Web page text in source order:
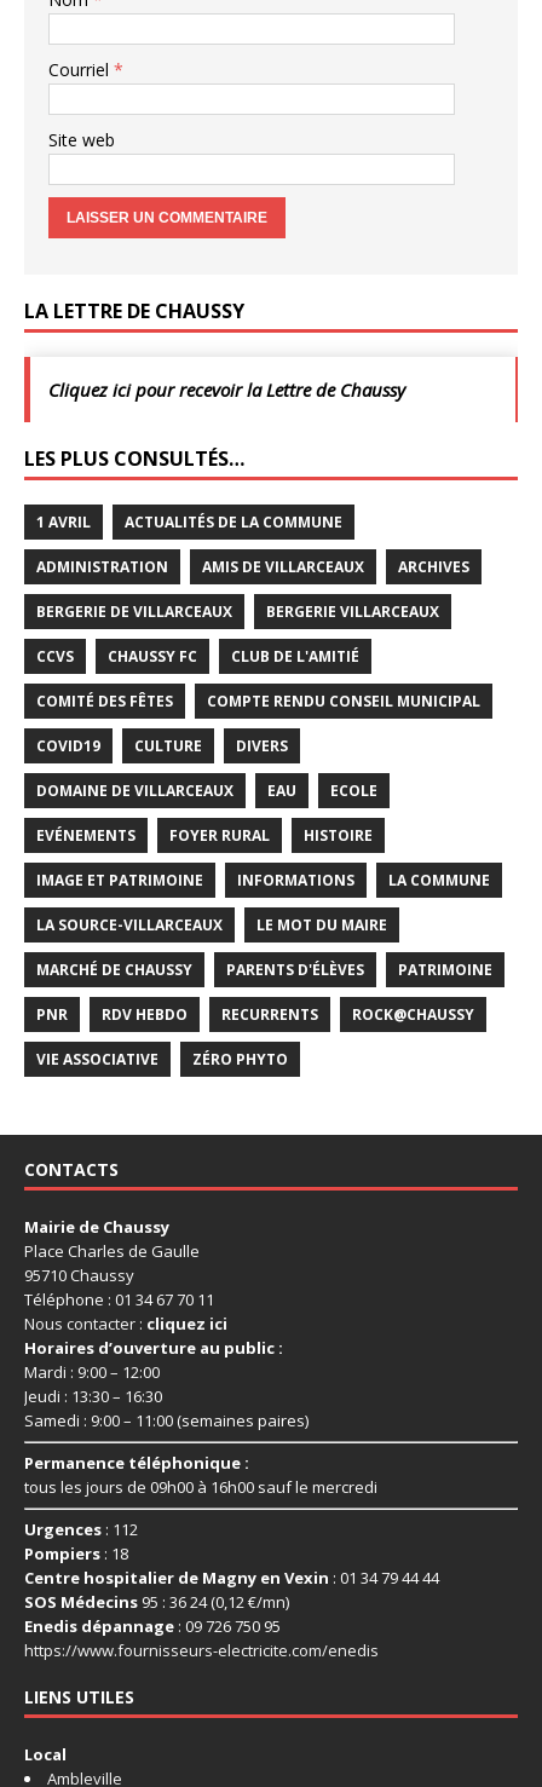
Courriel *
Site web
LA LETTRE DE CHAUSSY
Cliquez ici pour recevoir la Lettre de Chaussy
LES PLUS CONSULTÉS…
1 AVRIL ACTUALITÉS DE LA COMMUNE
ADMINISTRATION AMIS DE VILLARCEAUX ARCHIVES
BERGERIE DE VILLARCEAUX BERGERIE VILLARCEAUX
CCVS CHAUSSY FC CLUB DE L'AMITIÉ
COMITÉ DES FÊTES COMPTE RENDU CONSEIL MUNICIPAL
COVID19 CULTURE DIVERS
DOMAINE DE VILLARCEAUX EAU ECOLE
EVÉNEMENTS FOYER RURAL HISTOIRE
IMAGE ET PATRIMOINE INFORMATIONS LA COMMUNE
LA SOURCE-VILLARCEAUX LE MOT DU MAIRE
MARCHÉ DE CHAUSSY PARENTS D'ÉLÈVES PATRIMOINE
PNR RDV HEBDO RECURRENTS ROCK@CHAUSSY
VIE ASSOCIATIVE ZÉRO PHYTO
CONTACTS
Mairie de Chaussy
Place Charles de Gaulle
95710 Chaussy
Téléphone : 01 34 67 70 11
Nous contacter : cliquez ici
Horaires d’ouverture au public :
Mardi : 9:00 – 12:00
Jeudi : 13:30 – 16:30
Samedi : 9:00 – 11:00 (semaines paires)
Permanence téléphonique :
tous les jours de 09h00 à 16h00 sauf le mercredi
Urgences : 112
Pompiers : 18
Centre hospitalier de Magny en Vexin : 01 34 79 44 44
SOS Médecins 95 : 36 24 (0,12 €/mn)
Enedis dépannage : 09 726 750 95
https://www.fournisseurs-electricite.com/enedis
LIENS UTILES
Local
Ambleville